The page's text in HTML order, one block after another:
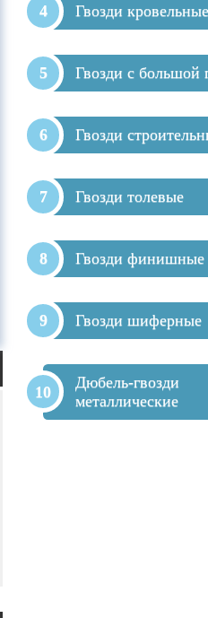
Гвозди кровельные
Гвозди с большой
Гвозди
Гвозди толевые
Гвозди финишные
Гвозди шиферные
Дюбель-гвозди
металлические